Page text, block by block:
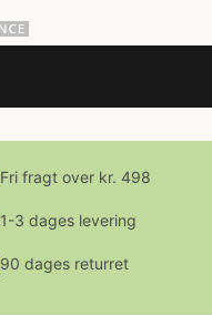
Fri fragt over kr. 498
1-3 dages levering
90 dages returret